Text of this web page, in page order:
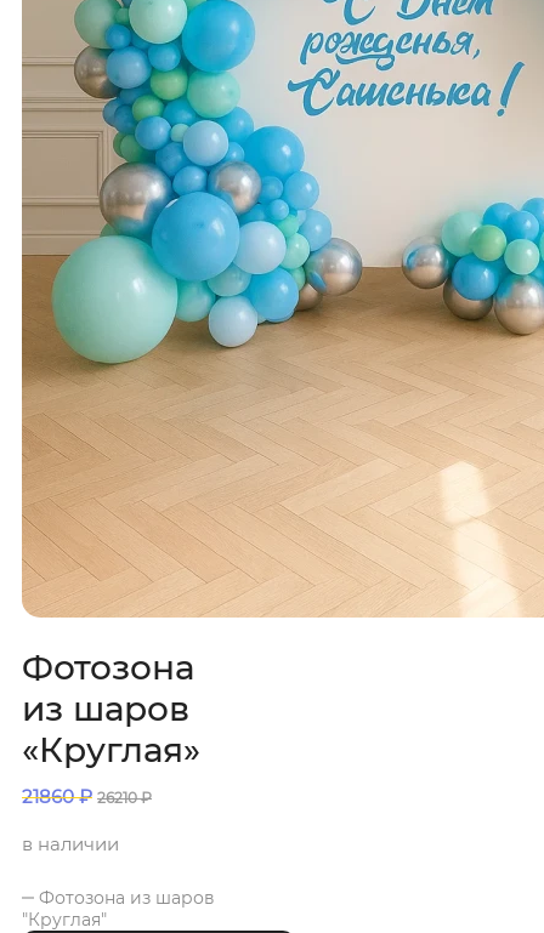
Фотозона
из шаров
«Круглая»
21860₽ 26210₽
в наличии
Фотозона из шаров
"Круглая"